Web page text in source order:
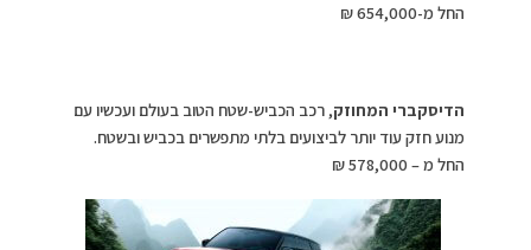
החל מ-654,000 ₪
הדיסקברי המחוזק, רכב הכביש-שטח הטוב בעולם ועכשיו עם
מנוע חזק עוד יותר לביצועים בלתי מתפשרים בכביש ובשטח.
החל מ – 578,000 ₪